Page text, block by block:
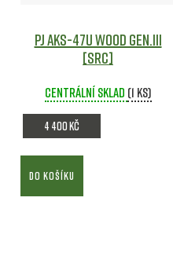
PJ AKS-47U Wood gen.III
[SRC]
Centrální sklad (1 ks)
4 400 Kč
DO KOŠÍKU